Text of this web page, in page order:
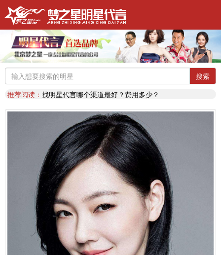
搜索
明星代言：找明星代言基本流程包括哪些?明星代言的工作流程
推荐阅读：2026年明星肖像代言费【8月实时更新】报价表
推荐阅读：2026年如何找明星代言,如何请明星代言,怎么选择明星代言,签约流程
明星代言：2026年诚招各地广告公司，策划公司合作代理明星资源
推荐阅读： 找明星代言哪个渠道最好？费用多少？
推荐阅读：二线三线明星代言费的艺人有哪些？
明星代言资源对比|北京梦之星影视策划有限公司
找明星代言基本流程包括哪些?明星代言的工作流程
2026年明星肖像代言费【8月实时更新】报价表